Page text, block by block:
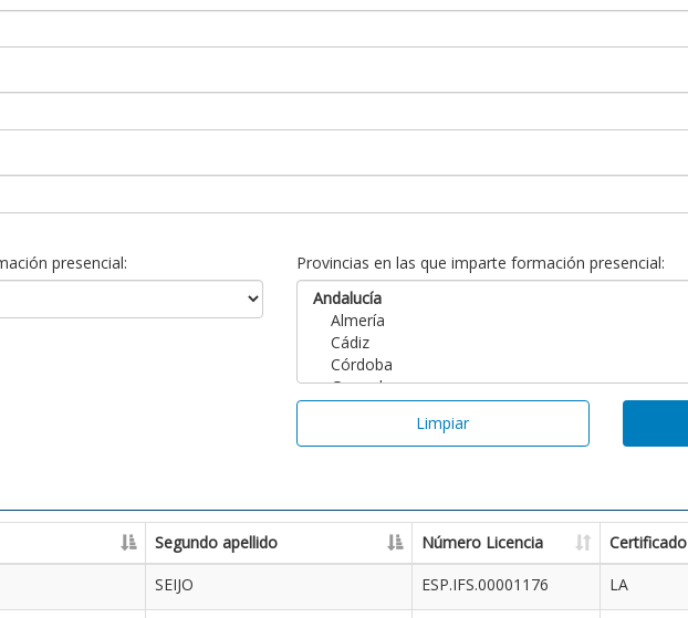
presencial: Provincias en las que imparte formación presencial:
Limpiar
Segundo apellido Número Licencia Certificado
SEIJO ESP.IFS.00001176 LA